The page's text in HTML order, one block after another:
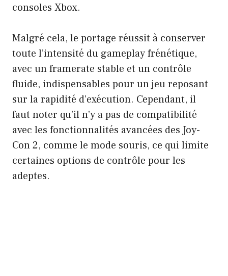
consoles Xbox.
Malgré cela, le portage réussit à conserver
toute l’intensité du gameplay frénétique,
avec un framerate stable et un contrôle
fluide, indispensables pour un jeu reposant
sur la rapidité d’exécution. Cependant, il
faut noter qu’il n’y a pas de compatibilité
avec les fonctionnalités avancées des Joy-
Con 2, comme le mode souris, ce qui limite
certaines options de contrôle pour les
adeptes.